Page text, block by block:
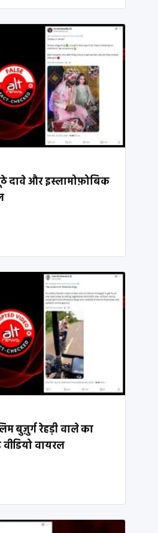
दावे और इस्लामोफ़ोबिक
बुज़ुर्ग रेहड़ी वाले का
वीडियो वायरल